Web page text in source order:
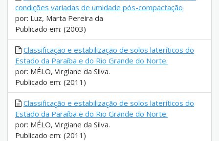
condições variadas de umidade pós-compactação
por: Luz, Marta Pereira da
Publicado em: (2003)
Classificação e estabilização de solos lateríticos do
Estado da Paraíba e do Rio Grande do Norte.
por: MÉLO, Virgiane da Silva.
Publicado em: (2011)
Classificação e estabilização de solos lateríticos do
Estado da Paraíba e do Rio Grande do Norte.
por: MÉLO, Virgiane da Silva.
Publicado em: (2011)